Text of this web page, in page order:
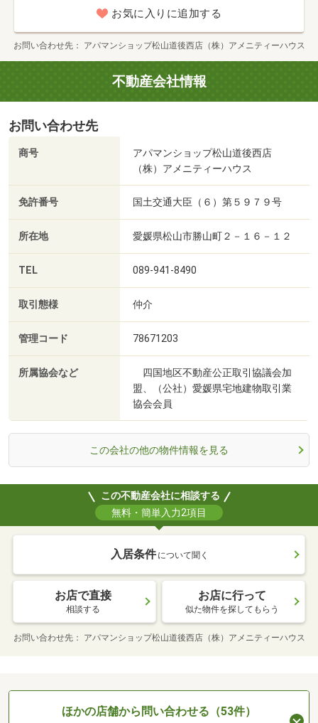
お気に入りに追加する
お問い合わせ先 アパマンショップ松山道後西店（株）アメニティーハウス
不動産会社情報
お問い合わせ先
商号
アパマンショップ松山道後西店
（株）アメニティーハウス
免許番号 国土交通大臣（６）第５９７９号
所在地 愛媛県松山市勝山町２－１６－１２
TEL 089-941-8490
取引態様 仲介
管理コード 78671203
所属協会など
四国地区不動産公正取引協議会加
盟、（公社）愛媛県宅地建物取引業
協会会員
この会社の他の物件情報を見る
この不動産会社に相談する
無料・簡単入力2項目
入居条件 について聞く
お店で直接
相談する
お店に行って
似た物件を探してもらう
お問い合わせ先 アパマンショップ松山道後西店（株）アメニティーハウス
ほかの店舗から問い合わせる（53件）